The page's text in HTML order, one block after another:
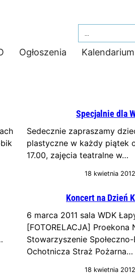
Search
for:
Ogłoszenia Kalendarium
Specjalnie dla
Sedecznie zapraszamy
plastyczne w każdy piątek
17.00, zajęcia teatralne w…
18 kwietnia 2012
Koncert na Dzień
6 marca 2011 sala WDK
[FOTORELACJA] Proekona
Stowarzyszenie
Ochotnicza Straż Pożarna…
18 kwietnia 2012